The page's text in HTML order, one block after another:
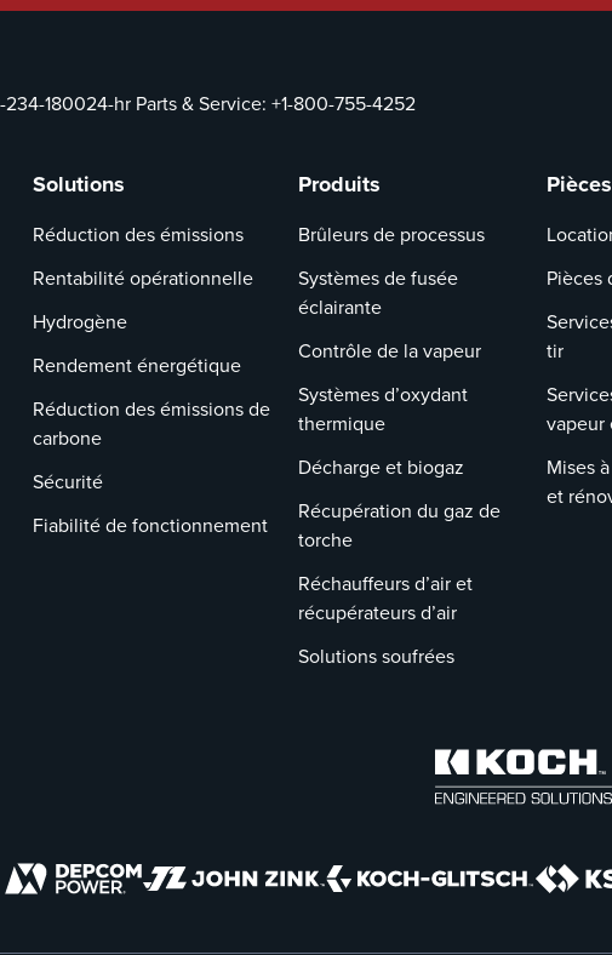
234-180024-hr Parts & Service: +1-800-755-4252
Solutions
Réduction des émissions
Rentabilité opérationnelle
Hydrogène
Rendement énergétique
Réduction des émissions de
carbone
Sécurité
Fiabilité de fonctionnement
Produits
Brûleurs de processus
Systèmes de fusée
éclairante
Contrôle de la vapeur
Systèmes d’oxydant
thermique
Décharge et biogaz
Récupération du gaz de
torche
Réchauffeurs d’air et
récupérateurs d’air
Solutions soufrées
Pièces
tir
vapeur
Mises
et